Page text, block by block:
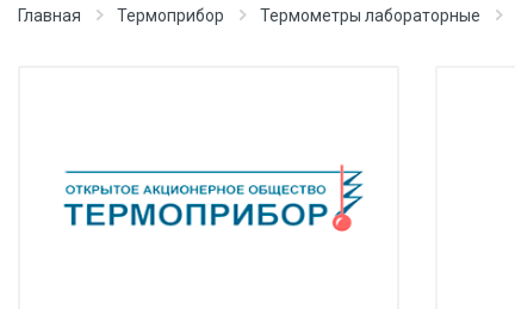
Б/У оборудование
Неонатология
Главная Термоприбор Термометры лабораторные